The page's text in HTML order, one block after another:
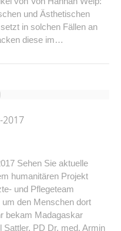
und Ästhetischen
in solchen Fällen an
diese im…
2017
Sehen Sie aktuelle
humanitären Projekt
und Pflegeteam
den Menschen dort
bekam Madagaskar
PD Dr. med. Armin